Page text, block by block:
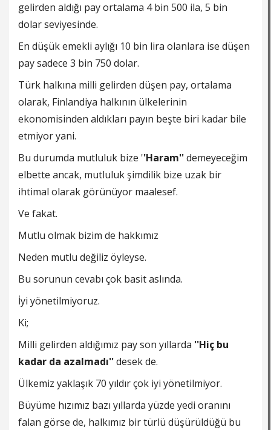
gelirden aldığı pay ortalama 4 bin 500 ila, 5 bin
dolar seviyesinde.
En düşük emekli aylığı 10 bin lira olanlara ise düşen
pay sadece 3 bin 750 dolar.
Türk halkına milli gelirden düşen pay, ortalama
olarak, Finlandiya halkının ülkelerinin
ekonomisinden aldıkları payın beşte biri kadar bile
etmiyor yani.
Bu durumda mutluluk bize ''Haram''demeyeceğim
elbette ancak, mutluluk şimdilik bize uzak bir
ihtimal olarak görünüyor maalesef.
Ve fakat.
Mutlu olmak bizim de hakkımız
Neden mutlu değiliz öyleyse.
Bu sorunun cevabı çok basit aslında.
İyi yönetilmiyoruz.
Ki;
Milli gelirden aldığımız pay son yıllarda ''Hiç bu
kadar da azalmadı''desek de.
Ülkemiz yaklaşık 70 yıldır çok iyi yönetilmiyor.
Büyüme hızımız bazı yıllarda yüzde yedi oranını
falan görse de, halkımız bir türlü düşürüldüğü bu